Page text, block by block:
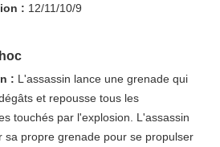
: 12/11/10/9
: L'assassin lance une grenade qui
et repousse tous les
touchés par l'explosion. L'assassin
sa propre grenade pour se propulser